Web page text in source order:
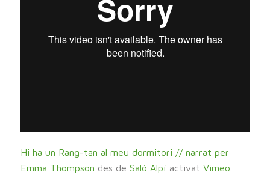
Hi ha un Rang-tan al meu dormitori // narrat per
Emma Thompson des de Saló Alpí activat Vimeo